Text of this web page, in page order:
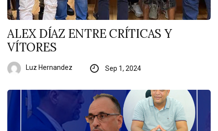
ALEX DÍAZ ENTRE CRÍTICAS Y
VÍTORES
Luz Hernandez Sep 1, 2024